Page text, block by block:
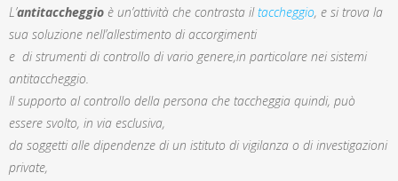
L’antitaccheggio è un’attività che contrasta iltaccheggio, e si trova la
sua soluzione nell’allestimento di accorgimenti
e di strumenti di controllo di vario genere,in particolare nei sistemi
antitaccheggio.
Il supporto al controllo della persona che taccheggia quindi, può
essere svolto, in via esclusiva,
da soggetti alle dipendenze di un istituto di vigilanza o di investigazioni
private,